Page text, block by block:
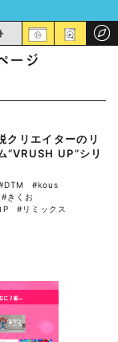
ージ
クリエイターのリ
“VRUSH UP”シリ
#kous
#きくお
P
#リミックス